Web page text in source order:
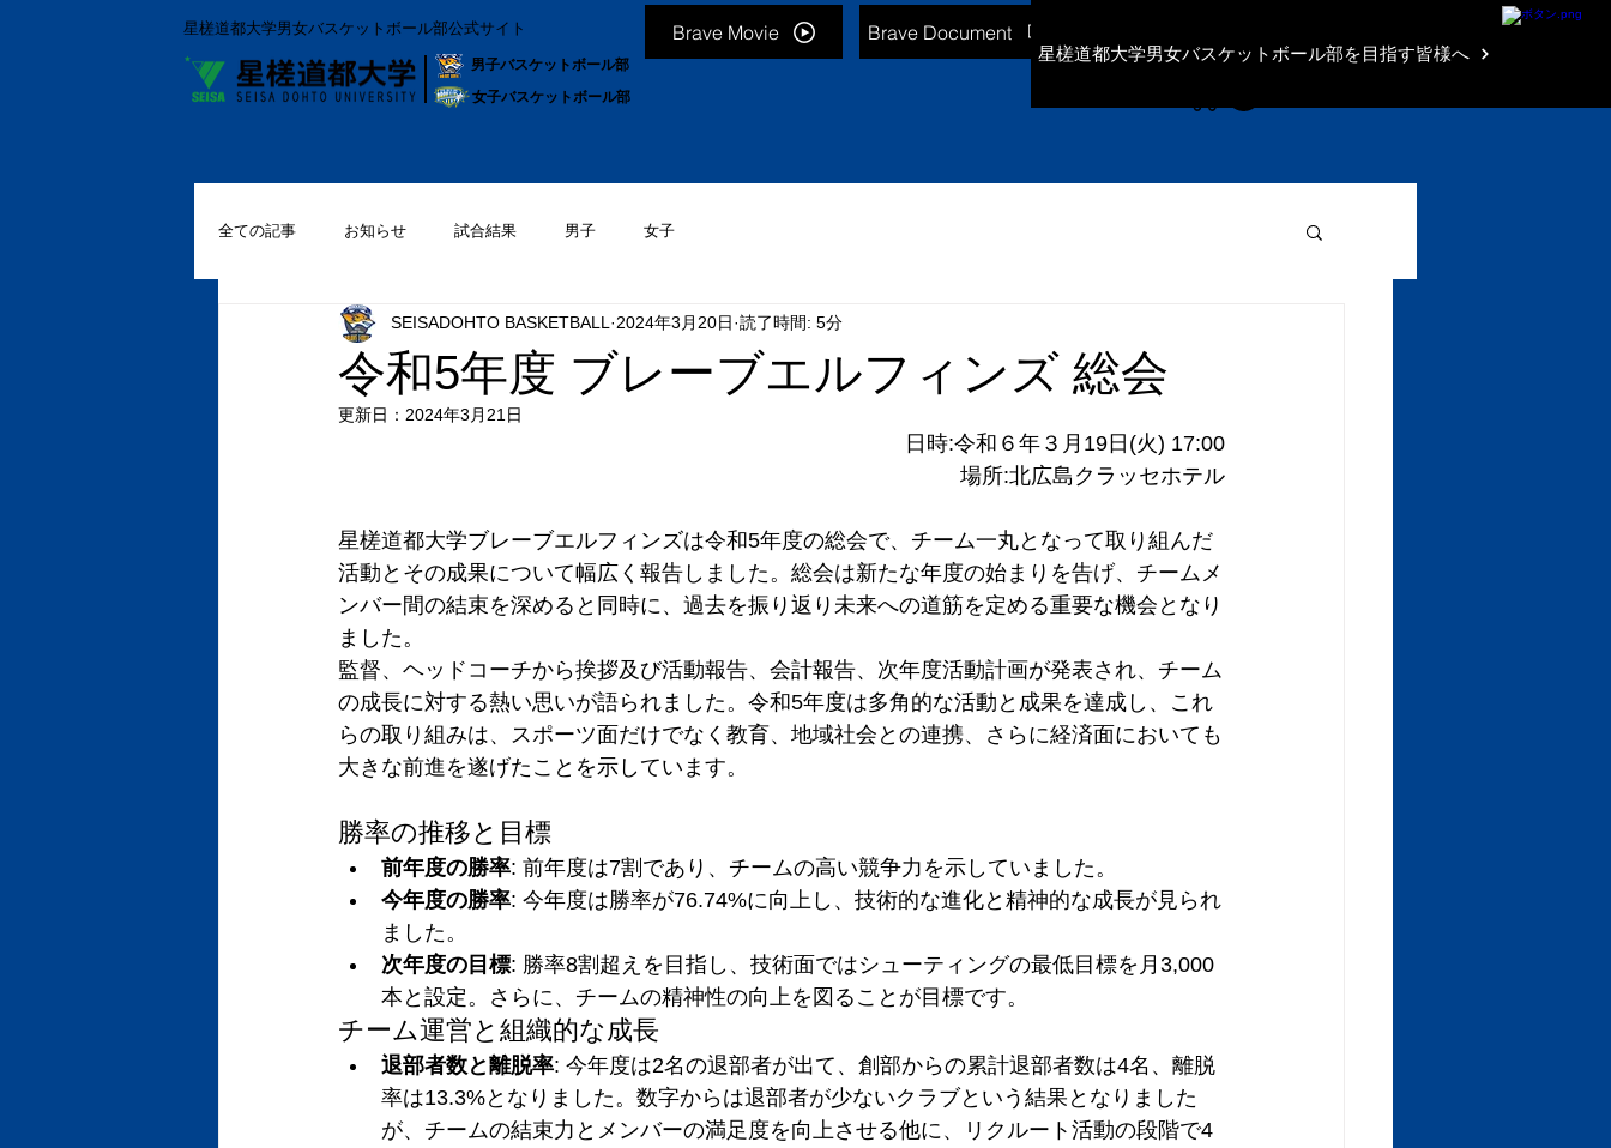
星槎道都大学男女バスケットボール部を目指す皆様へ
星槎道都大学男女バスケットボール部公式サイト Brave Movie
男子バスケットボール部
女子バスケットボール部
Brave Document
全ての記事 お知らせ 試合結果 男子 女子
令和5年度 ブレーブエルフィンズ 総会
SEISADOHTO BASKETBALL 2024年3月20日 読了時間: 5分
更新日： 2024年3月21日
日時:令和６年３月19日(火) 17:00
場所:北広島クラッセホテル
星槎道都大学ブレーブエルフィンズは令和5年度の総会で、チーム一丸となって取り組んだ
活動とその成果について幅広く報告しました。総会は新たな年度の始まりを告げ、チームメ
ンバー間の結束を深めると同時に、過去を振り返り未来への道筋を定める重要な機会となり
ました。
監督、ヘッドコーチから挨拶及び活動報告、会計報告、次年度活動計画が発表され、チーム
の成長に対する熱い思いが語られました。令和5年度は多角的な活動と成果を達成し、これ
らの取り組みは、スポーツ面だけでなく教育、地域社会との連携、さらに経済面においても
大きな前進を遂げたことを示しています。
勝率の推移と目標
前年度の勝率: 前年度は7割であり、チームの高い競争力を示していました。
今年度の勝率: 今年度は勝率が76.74%に向上し、技術的な進化と精神的な成長が見られ
ました。
次年度の目標: 勝率8割超えを目指し、技術面ではシューティングの最低目標を月3,000
本と設定。さらに、チームの精神性の向上を図ることが目標です。
チーム運営と組織的な成長
退部者数と離脱率: 今年度は2名の退部者が出て、創部からの累計退部者数は4名、離脱
率は13.3%となりました。数字からは退部者が少ないクラブという結果となりました
が、チームの結束力とメンバーの満足度を向上させる他に、リクルート活動の段階で4